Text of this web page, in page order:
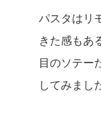
パスタはリ
きた感もあ
目のソテー
してみまし